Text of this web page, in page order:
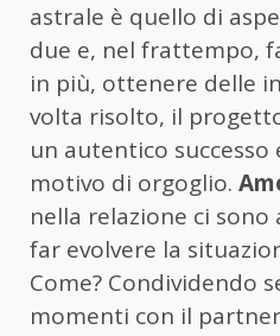
astrale è quello di
due e, nel frattempo,
in più, ottenere delle
volta risolto, il
un autentico successo
motivo di orgoglio.
nella relazione ci
far evolvere la
Come? Condividendo
momenti con il